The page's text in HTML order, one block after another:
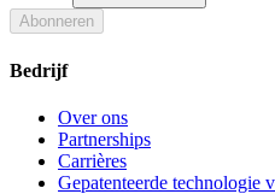
Abonneren
Bedrijf
Over ons
Partnerships
Carrières
Gepatenteerde technologie